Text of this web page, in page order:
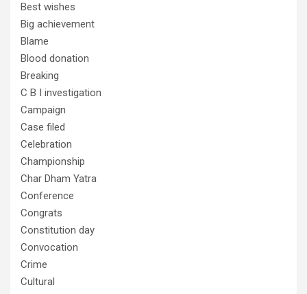
Best wishes
Big achievement
Blame
Blood donation
Breaking
C B I investigation
Campaign
Case filed
Celebration
Championship
Char Dham Yatra
Conference
Congrats
Constitution day
Convocation
Crime
Cultural